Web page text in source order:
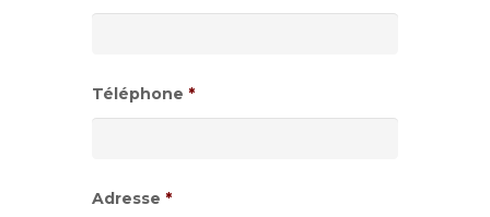
date
MM
Téléphone *
Adresse *